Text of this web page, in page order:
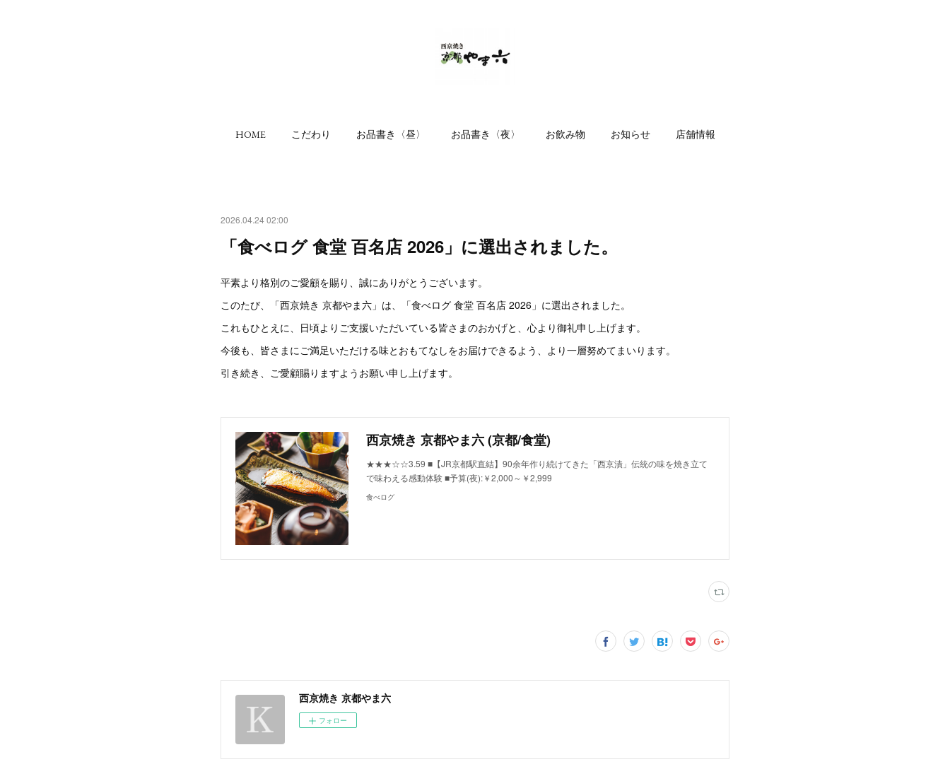
HOME こだわり お品書き〈昼〉 お品書き〈夜〉 お飲み物 お知らせ 店舗情報
2026.04.24 02:00
「食べログ 食堂 百名店 2026」に選出されました。
平素より格別のご愛顧を賜り、誠にありがとうございます。
このたび、「西京焼き 京都やま六」は、「食べログ 食堂 百名店 2026」に選出されました。
これもひとえに、日頃よりご支援いただいている皆さまのおかげと、心より御礼申し上げます。
今後も、皆さまにご満足いただける味とおもてなしをお届けできるよう、より一層努めてまいります。
引き続き、ご愛顧賜りますようお願い申し上げます。
西京焼き 京都やま六 (京都/食堂)
★★★☆☆3.59 ■【JR京都駅直結】90余年作り続けてきた「西京漬」伝統の味を焼き立て
で味わえる感動体験 ■予算(夜):￥2,000～￥2,999
食べログ
西京焼き 京都やま六
フォロー